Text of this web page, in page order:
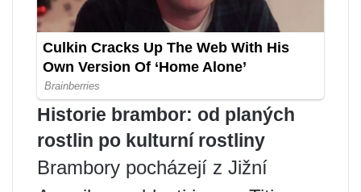
Historie brambor: od planých
rostlin po kulturní rostliny
Brambory pocházejí z Jižní